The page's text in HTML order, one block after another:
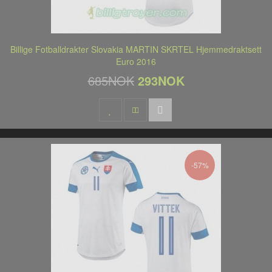
Billige Fotballdrakter Slovakia MARTIN SKRTEL Hjemmedraktsett
Euro 2016
685NOK 293NOK
-57%